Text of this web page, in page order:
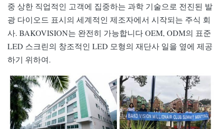
중 상한 직업적인 고객에 집중하는 과학 기술으로 전진된 발
광 다이오드 표시의 세계적인 제조자에서 시작되는 주식 회
사. BAKOVISION는 완전히 가능합니다 OEM, ODM의 표준
LED 스크린의 창조적인 LED 모형의 재단사 일을 옆에 제공
하기 위하여.